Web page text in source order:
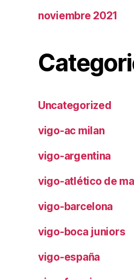
noviembre 2021
Uncategorized
vigo-ac milan
vigo-argentina
vigo-atlético de
vigo-barcelona
vigo-boca juniors
vigo-españa